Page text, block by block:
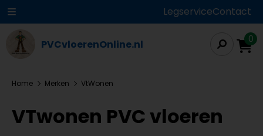
LegserviceContact
PVCvloerenOnline.nl 0
Home Merken VtWonen
VTwonen PVC vloeren